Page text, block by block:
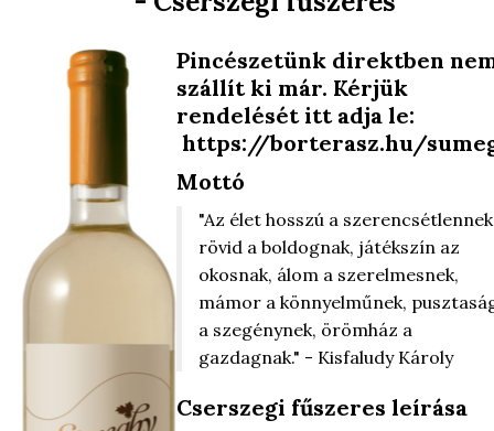
Pincészetünk direktben
szállít ki már. Kérjük
rendelését itt adja le:
https://borterasz.hu/
Mottó
"Az élet hosszú a szerencsétlennek
rövid a boldognak, játékszín az
okosnak, álom a szerelmesnek,
mámor a könnyelműnek,
a szegénynek, örömház a
gazdagnak." - Kisfaludy Károly
Cserszegi fűszeres leírása